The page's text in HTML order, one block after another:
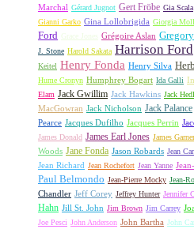
Marchal Gérard Jugnot Gert Fröbe Gia Scala
Gianni Garko Gina Lollobrigida Giorgia Moll
Ford Grace Jones Grégoire Aslan
J. Stone Harold Sakata Harrison Ford
Keitel Henry Fonda Henry Silva
Hume Cronyn Humphrey Bogart Ida Galli
Elam Jack Gwillim Jack Hawkins Jack
MacGowran Jack Nicholson Jack Palance
Pearce Jacques Dufilho Jacques Perrin
James Donald James Earl Jones James Garner
Woods Jane Fonda Jason Robards Jean
Jean Richard Jean Rochefort Jean Yanne
Paul Belmondo Jean-Pierre Mocky Jean-
Chandler Jeff Corey Jeffrey Hunter Jennifer
Hahn Jill St. John Jim Brown Jim Carrey
Joe Pesci John Anderson John Bartha John